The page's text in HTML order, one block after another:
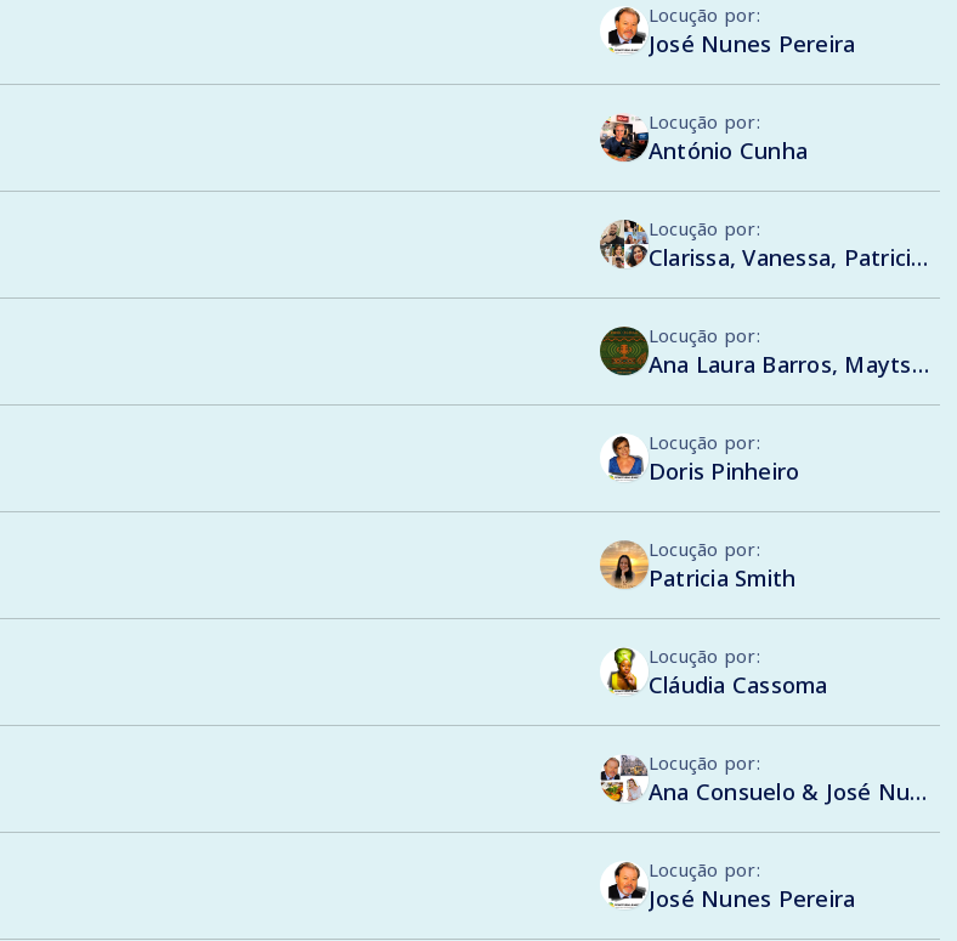
Locução por:
José Nunes Pereira
Locução por:
António Cunha
Locução por:
Clarissa, Vanessa, Patricia, Philipe, Augusto, Flávia, Gabriela, Monty, Gustavo , Sandra
Locução por:
Ana Laura Barros, Maytso Tebalde, Emanuel Sá, Logan Batista, Nágila Evelyn, Evellyn Prestes, Mavi Rangel, Bartielson Barros, Débora Costa, Mary Vitória e Julia Cardoso
Locução por:
Doris Pinheiro
Locução por:
Patricia Smith
Locução por:
Cláudia Cassoma
Locução por:
Ana Consuelo & José Nunes Pereira
Locução por:
José Nunes Pereira